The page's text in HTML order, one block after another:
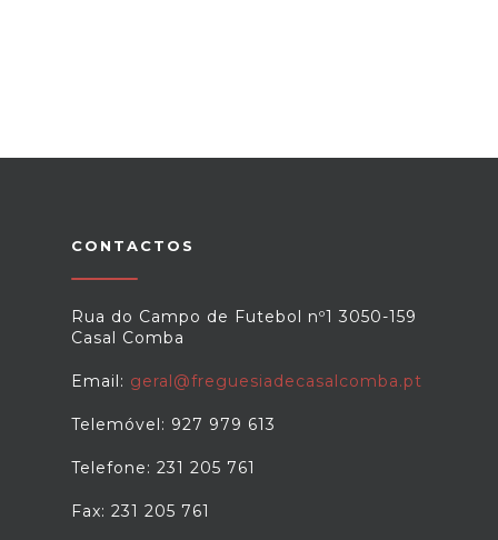
CONTACTOS
Rua do Campo de Futebol nº1 3050-159
Casal Comba
Email: geral@freguesiadecasalcomba.pt
Telemóvel: 927 979 613
Telefone: 231 205 761
Fax: 231 205 761